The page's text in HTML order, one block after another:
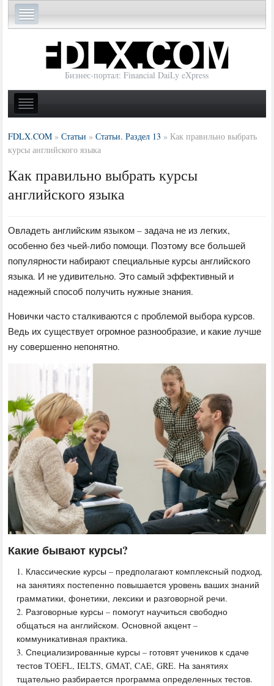
Бизнес-портал: Financial DaiLy eXpress
FDLX.COM »Статьи »Статьи. Раздел 13 »Как правильно выбрать
курсы английского языка
Как правильно выбрать курсы
английского языка
Овладеть английским языком – задача не из легких,
особенно без чьей-либо помощи. Поэтому все большей
популярности набирают специальные курсы английского
языка. И не удивительно. Это самый эффективный и
надежный способ получить нужные знания.
Новички часто сталкиваются с проблемой выбора курсов.
Ведь их существует огромное разнообразие, и какие лучше
ну совершенно непонятно.
Какие бывают курсы?
Классические курсы – предполагают комплексный подход,
на занятиях постепенно повышается уровень ваших знаний
грамматики, фонетики, лексики и разговорной речи.
Разговорные курсы – помогут научиться свободно
общаться на английском. Основной акцент –
коммуникативная практика.
Специализированные курсы – готовят учеников к сдаче
тестов TOEFL, IELTS, GMAT, CAE, GRE. На занятиях
тщательно разбирается программа определенных тестов.